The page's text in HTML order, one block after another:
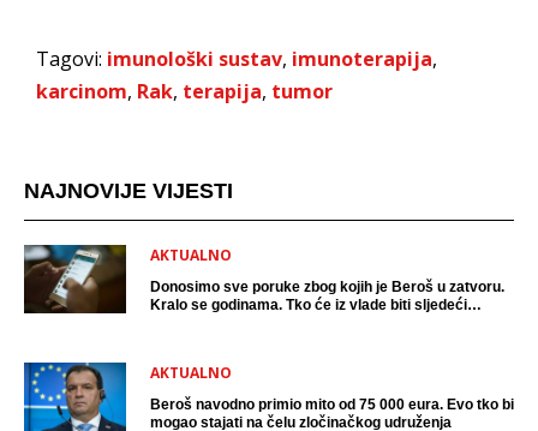
Tagovi: imunološki sustav, imunoterapija,
karcinom, Rak, terapija, tumor
NAJNOVIJE VIJESTI
AKTUALNO
Donosimo sve poruke zbog kojih je Beroš u zatvoru.
Kralo se godinama. Tko će iz vlade biti sljedeći
AKTUALNO
Beroš navodno primio mito od 75 000 eura. Evo tko bi
mogao stajati na čelu zločinačkog udruženja